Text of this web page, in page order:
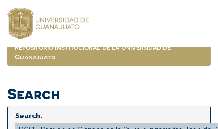
navigation
Repositorio Institucional de la Universidad de
Guanajuato
Search
Search: